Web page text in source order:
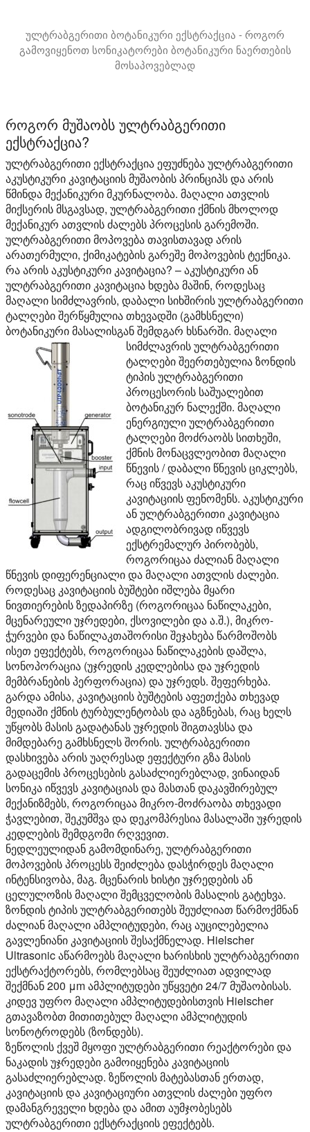
ულტრაბგერითი ბოტანიკური ექსტრაქცია - როგორ
გამოვიყენოთ სონიკატორები ბოტანიკური ნაერთების
მოსაპოვებლად
როგორ მუშაობს ულტრაბგერითი
ექსტრაქცია?
ულტრაბგერითი ექსტრაქცია ეფუძნება ულტრაბგერითი
აკუსტიკური კავიტაციის მუშაობის პრინციპს და არის
წმინდა მექანიკური მკურნალობა. მაღალი ათვლის
მიქსერის მსგავსად, ულტრაბგერითი ქმნის მხოლოდ
მექანიკურ ათვლის ძალებს პროცესის გარემოში.
ულტრაბგერითი მოპოვება თავისთავად არის
არათერმული, ქიმიკატების გარეშე მოპოვების ტექნიკა.
რა არის აკუსტიკური კავიტაცია? – აკუსტიკური ან
ულტრაბგერითი კავიტაცია ხდება მაშინ, როდესაც
მაღალი სიმძლავრის, დაბალი სიხშირის ულტრაბგერითი
ტალღები შერწყმულია თხევადში (გამხსნელი)
ბოტანიკური მასალისგან შემდგარ ხსნარში. მაღალი
სიმძლავრის ულტრაბგერითი
ტალღები შეერთებულია ზონდის
ტიპის ულტრაბგერითი
პროცესორის საშუალებით
ბოტანიკურ ნალექში. მაღალი
ენერგიული ულტრაბგერითი
ტალღები მოძრაობს სითხეში,
ქმნის მონაცვლეობით მაღალი
წნევის / დაბალი წნევის ციკლებს,
რაც იწვევს აკუსტიკური
კავიტაციის ფენომენს. აკუსტიკური
ან ულტრაბგერითი კავიტაცია
ადგილობრივად იწვევს
ექსტრემალურ პირობებს,
როგორიცაა ძალიან მაღალი
წნევის დიფერენციალი და მაღალი ათვლის ძალები.
როდესაც კავიტაციის ბუშტები იშლება მყარი
ნივთიერების ზედაპირზე (როგორიცაა ნაწილაკები,
მცენარეული უჯრედები, ქსოვილები და ა.შ.), მიკრო-
ჭურვები და ნაწილაკთაშორისი შეჯახება წარმოშობს
ისეთ ეფექტებს, როგორიცაა ნაწილაკების დაშლა,
სონოპორაცია (უჯრედის კედლებისა და უჯრედის
მემბრანების პერფორაცია) და უჯრედს. შეფერხება.
გარდა ამისა, კავიტაციის ბუშტების აფეთქება თხევად
მედიაში ქმნის ტურბულენტობას და აგზნებას, რაც ხელს
უწყობს მასის გადატანას უჯრედის შიგთავსსა და
მიმდებარე გამხსნელს შორის. ულტრაბგერითი
დასხივება არის უაღრესად ეფექტური გზა მასის
გადაცემის პროცესების გასაძლიერებლად, ვინაიდან
სონიკა იწვევს კავიტაციას და მასთან დაკავშირებულ
მექანიზმებს, როგორიცაა მიკრო-მოძრაობა თხევადი
ჭავლებით, შეკუმშვა და დეკომპრესია მასალაში უჯრედის
კედლების შემდგომი რღვევით.
ნედლეულიდან გამომდინარე, ულტრაბგერითი
მოპოვების პროცესს შეიძლება დასჭირდეს მაღალი
ინტენსივობა, მაგ. მცენარის ხისტი უჯრედების ან
ცელულოზის მაღალი შემცველობის მასალის გატეხვა.
ზონდის ტიპის ულტრაბგერითებს შეუძლიათ წარმოქმნან
ძალიან მაღალი ამპლიტუდები, რაც აუცილებელია
გავლენიანი კავიტაციის შესაქმნელად. Hielscher
Ultrasonic აწარმოებს მაღალი ხარისხის ულტრაბგერითი
ექსტრაქტორებს, რომლებსაც შეუძლიათ ადვილად
შექმნან 200 μm ამპლიტუდები უწყვეტი 24/7 მუშაობისას.
კიდევ უფრო მაღალი ამპლიტუდებისთვის Hielscher
გთავაზობთ მითითებულ მაღალი ამპლიტუდის
სონოტროდებს (ზონდებს).
ზეწოლის ქვეშ მყოფი ულტრაბგერითი რეაქტორები და
ნაკადის უჯრედები გამოიყენება კავიტაციის
გასაძლიერებლად. ზეწოლის მატებასთან ერთად,
კავიტაციის და კავიტაციური ათვლის ძალები უფრო
დამანგრეველი ხდება და ამით აუმჯობესებს
ულტრაბგერითი ექსტრაქციის ეფექტებს.